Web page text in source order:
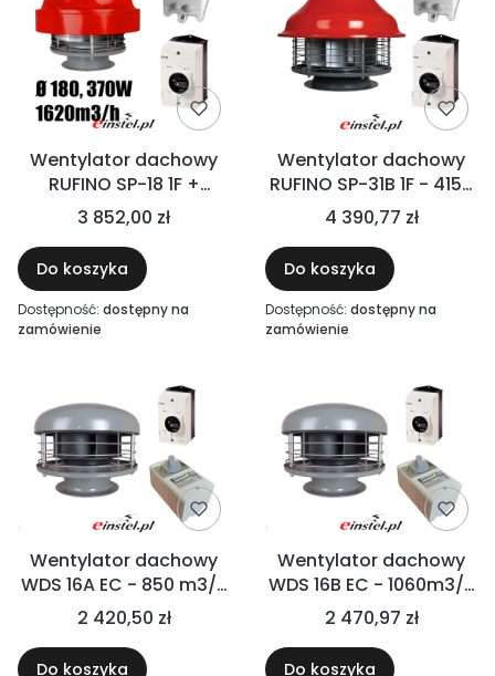
Wentylator dachowy
RUFINO SP-18 1F +
REGULATOR OBROTÓW
+ WYŁĄCZNIK
SERWISOWY -
1620m3/h, fi 180, 370W,
230V
3 852,00 zł
Do koszyka
Dostępność: dostępny na
zamówienie
Wentylator dachowy
RUFINO SP-31B 1F - 4150
m3/h 550W +
REGULATOR ARW +
WYŁĄCZNIK SERWISOWY
- ZESTAW FI 315
4 390,77 zł
Do koszyka
Dostępność: dostępny na
zamówienie
Wentylator dachowy
WDS 16A EC - 850 m3/h
70W 230V +
REGULATOR OBROTÓW
EC + WYŁĄCZNIK
2 420,50 zł
Do koszyka
Wentylator dachowy
WDS 16B EC - 1060m3/h
80W + REGULATOR
OBROTÓW EC +
WYŁĄCZNIK SERWISOWY
2 470,97 zł
Do koszyka